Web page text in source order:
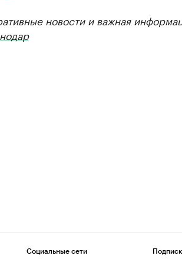
новости и важная
Социальные сети